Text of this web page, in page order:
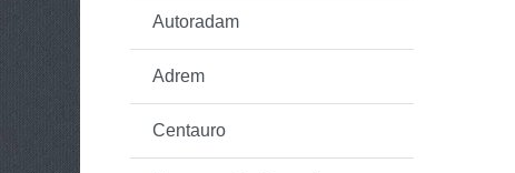
Autoradam
Adrem
Centauro